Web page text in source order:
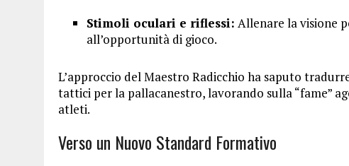
Stimoli oculari e riflessi: Allenare la visione
all’opportunità di gioco.
L’approccio del Maestro Radicchio ha saputo
tattici per la pallacanestro, lavorando sulla “fame”
atleti.
Verso un Nuovo Standard Formativo